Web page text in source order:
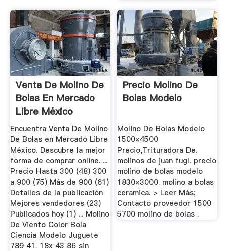
Venta De Molino De
Bolas En Mercado
Libre México
Encuentra Venta De Molino
De Bolas en Mercado Libre
México. Descubre la mejor
forma de comprar online. ...
Precio Hasta 300 (48) 300
a 900 (75) Más de 900 (61)
Detalles de la publicación
Mejores vendedores (23)
Publicados hoy (1) ... Molino
De Viento Color Bola
Ciencia Modelo Juguete
789 41. 18x 43 86 sin
Precio Molino De
Bolas Modelo
Molino De Bolas Modelo
1500×4500
Precio,Trituradora De.
molinos de juan fugl. precio
molino de bolas modelo
1830×3000. molino a bolas
ceramica. > Leer Más;
Contacto proveedor 1500
5700 molino de bolas .